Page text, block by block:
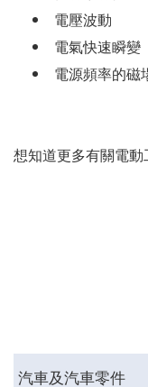
電壓波動
電氣快速瞬變
電源頻率的磁
想知道更多有關電動
汽車及汽車零件